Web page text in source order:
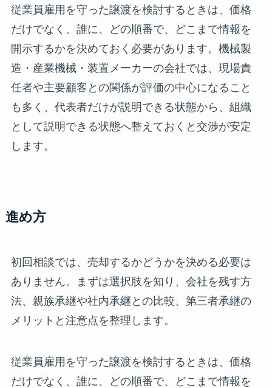
従業員雇用を守った譲渡を検討するときは、価格
だけでなく、誰に、どの順番で、どこまで情報を
開示するかを決めておく必要があります。機械製
造・産業機械・装置メーカーの会社では、現場責
任者や主要顧客との関係が評価の中心になること
も多く、代表者だけが説明できる状態から、組織
として説明できる状態へ整えておくと交渉が安定
します。
進め方
初回相談では、売却するかどうかを決める必要は
ありません。まずは選択肢を知り、会社を残す方
法、親族承継や社内承継との比較、第三者承継の
メリットと注意点を整理します。
従業員雇用を守った譲渡を検討するときは、価格
だけでなく、誰に、どの順番で、どこまで情報を